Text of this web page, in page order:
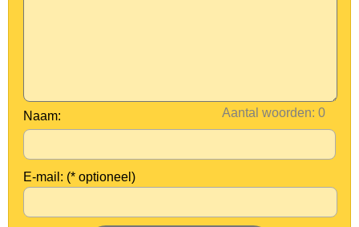
Aantal woorden:
Naam:
E-mail: (* optioneel)